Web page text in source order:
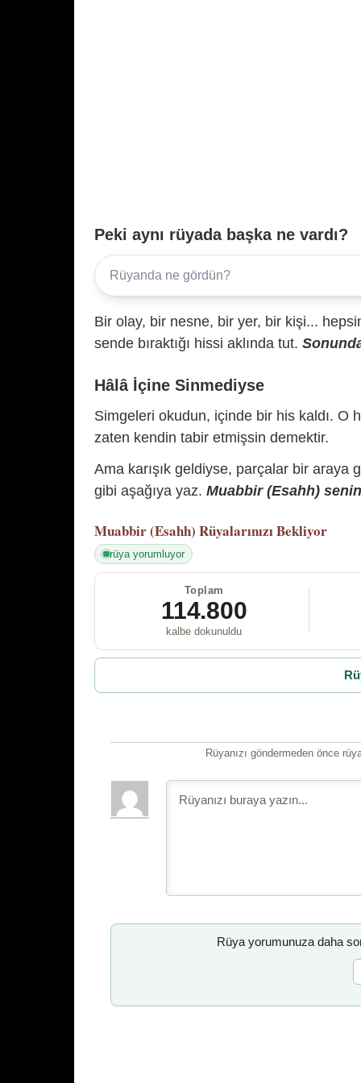
Peki aynı rüyada başka ne vardı?
Bir olay, bir nesne, bir yer, bir kişi...
sende bıraktığı hissi aklında tut.
Hâlâ İçine Sinmediyse
Simgeleri okudun, içinde bir his kaldı. O
zaten kendin tabir etmişsin demektir.
Ama karışık geldiyse, parçalar bir araya
gibi aşağıya yaz. Muabbir (Esahh)
Muabbir (Esahh) Rüyalarınızı Bekliyor
rüya yorumluyor
Toplam
114.800
kalbe dokunuldu
Rüyanızı göndermeden önce
Rüya yorumunuza daha